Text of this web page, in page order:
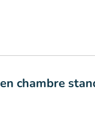
chambre